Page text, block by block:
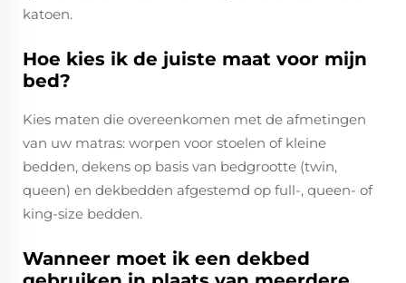
katoen.
Hoe kies ik de juiste maat voor mijn
bed?
Kies maten die overeenkomen met de afmetingen
van uw matras: worpen voor stoelen of kleine
bedden, dekens op basis van bedgrootte (twin,
queen) en dekbedden afgestemd op full-, queen- of
king-size bedden.
Wanneer moet ik een dekbed